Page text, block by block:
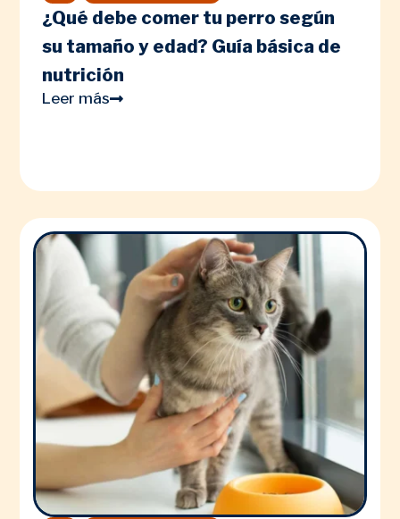
¿Qué debe comer tu perro según
su tamaño y edad? Guía básica de
nutrición
Leer más